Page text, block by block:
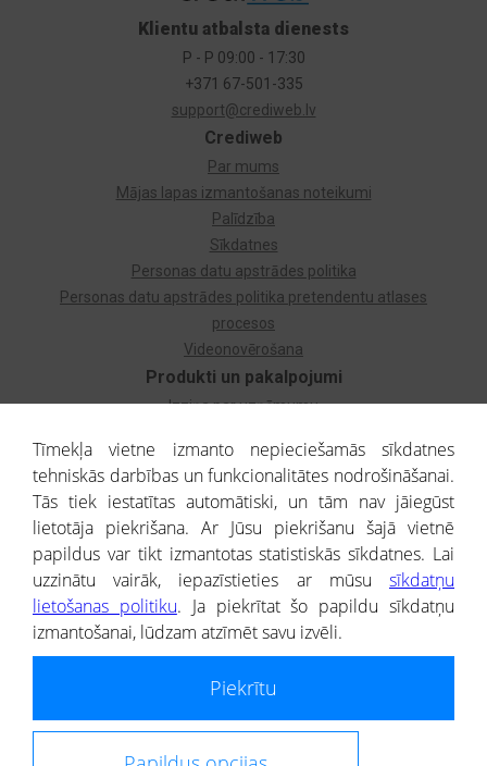
Produkti un pakalpojumi
Izziņa par uzņēmumu
Dzimtas koks
Uzņēmumu atlase
Monitorings
Kredītizziņa par ārvalstu uzņēmumiem
Crediweb
Par mums
Mājas lapas izmantošanas noteikumi
Palīdzība
Sīkdatnes
Personas datu apstrādes politika
Personas datu apstrādes politika pretendentu atlases
procesos
Videonovērošana
Klientu atbalsta dienests
P - P 09:00 - 17:30
+371 67-501-335
support@crediweb.lv
® CREDITREFORM Latvija
SIA
Portāla ietvaros saņemtajai informācijai ir uzziņas raksturs, un tai nav
atbildīgs par fizisko personu datu aizsardzības tiesiskā regulējuma, kā arī
Tīmekļa vietne izmanto nepieciešamās sīkdatnes
tehniskās darbības un funkcionalitātes nodrošināšanai.
Tās tiek iestatītas automātiski, un tām nav jāiegūst
lietotāja piekrišana. Ar Jūsu piekrišanu šajā vietnē
papildus var tikt izmantotas statistiskās sīkdatnes. Lai
uzzinātu vairāk, iepazīstieties ar mūsu sīkdatņu
lietošanas politiku. Ja piekrītat šo papildu sīkdatņu
izmantošanai, lūdzam atzīmēt savu izvēli.
Piekrītu